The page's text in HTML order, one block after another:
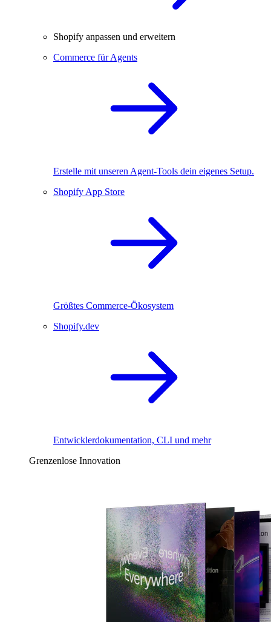
Shopify anpassen und erweitern
Commerce für Agents
Erstelle mit unseren Agent-Tools dein eigenes Setup.
Shopify App Store
Größtes Commerce-Ökosystem
Shopify.dev
Entwicklerdokumentation, CLI und mehr
Grenzenlose Innovation